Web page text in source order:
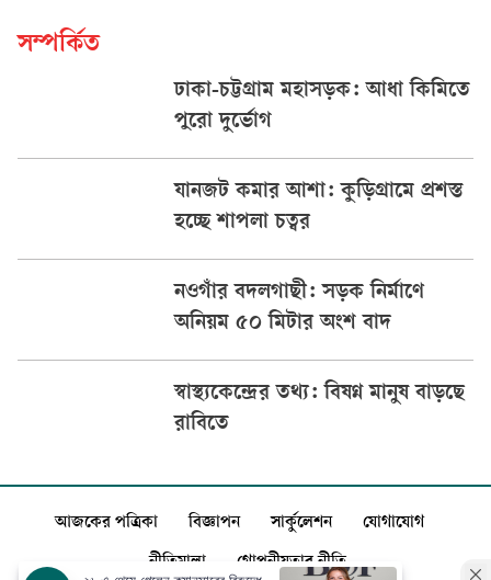
সম্পর্কিত
ঢাকা-চট্টগ্রাম মহাসড়ক: আধা কিমিতে
পুরো দুর্ভোগ
যানজট কমার আশা: কুড়িগ্রামে প্রশস্ত
হচ্ছে শাপলা চত্বর
নওগাঁর বদলগাছী: সড়ক নির্মাণে
অনিয়ম ৫০ মিটার অংশ বাদ
স্বাস্থ্যকেন্দ্রের তথ্য: বিষণ্ন মানুষ বাড়ছে
রাবিতে
আজকের পত্রিকা বিজ্ঞাপন সার্কুলেশন যোগাযোগ
নীতিমালা গোপনীয়তার নীতি